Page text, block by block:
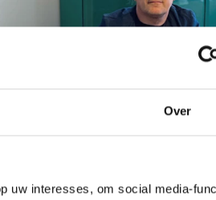
Over
uw interesses, om social media-